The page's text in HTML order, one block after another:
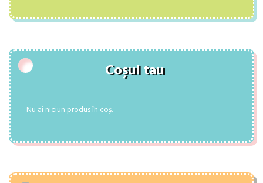
Coșul tau
Nu ai niciun produs în coș.